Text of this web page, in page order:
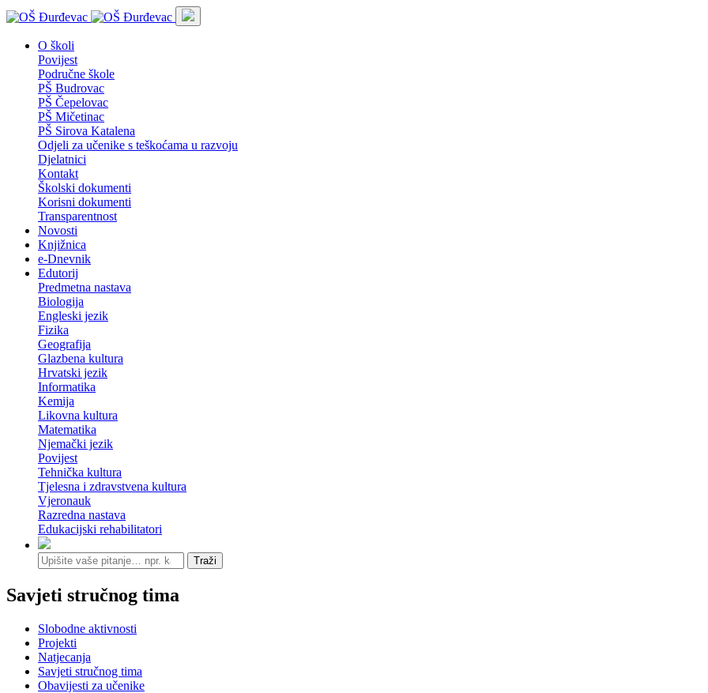
O školi
Povijest
Područne škole
PŠ Budrovac
PŠ Čepelovac
PŠ Mičetinac
PŠ Sirova Katalena
Odjeli za učenike s teškoćama u razvoju
Djelatnici
Kontakt
Školski dokumenti
Korisni dokumenti
Transparentnost
Novosti
Knjižnica
e-Dnevnik
Edutorij
Predmetna nastava
Biologija
Engleski jezik
Fizika
Geografija
Glazbena kultura
Hrvatski jezik
Informatika
Kemija
Likovna kultura
Matematika
Njemački jezik
Povijest
Tehnička kultura
Tjelesna i zdravstvena kultura
Vjeronauk
Razredna nastava
Edukacijski rehabilitatori
Traži
Savjeti stručnog tima
Slobodne aktivnosti
Projekti
Natjecanja
Savjeti stručnog tima
Obavijesti za učenike